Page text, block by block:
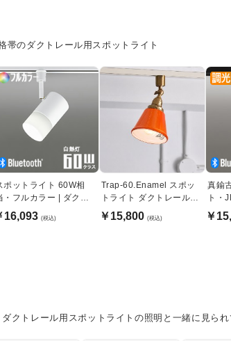
帯のダクトレール用スポットライト
ポットライト 60W相
・フルカラー | ダクト
ール用・Bluetooth
16,093 (税込)
Trap-60.Enamel スポッ
トライト ダクトレール用
｜ホーロー・オレンジ
￥15,800 (税込)
真鍮
ト・
￥
ダクトレール用スポットライトの照明と一緒に見られ